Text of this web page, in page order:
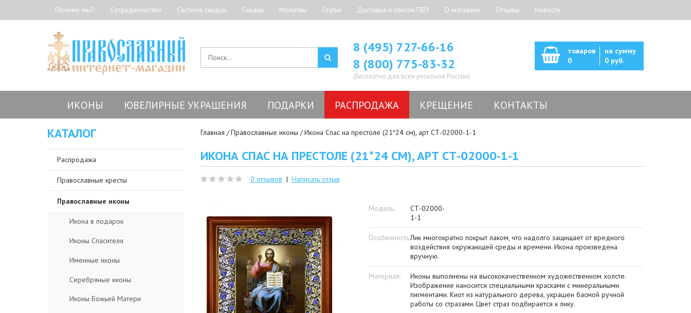
Почему мы? Сотрудничество Система скидок Скидки Молитвы Статьи Доставка и список ПВЗ О магазине Отзывы Новости
8 (495) 727-66-16
8 (800) 775-83-32
(Бесплатно для всех регионов России)
товаров
0
на сумму
0 руб.
ИКОНЫ ЮВЕЛИРНЫЕ УКРАШЕНИЯ ПОДАРКИ РАСПРОДАЖА КРЕЩЕНИЕ КОНТАКТЫ
КАТАЛОГ
Распродажа
Православные кресты
Православные иконы
Икона в подарок
Иконы Спасителя
Именные иконы
Серебряные иконы
Иконы Божьей Матери
Главная Православные иконы Икона Спас на престоле (21*24 см), арт СТ-02000-1-1
ИКОНА СПАС НА ПРЕСТОЛЕ (21*24 СМ), АРТ СТ-02000-1-1
0 отзывов | Написать отзыв
Модель:
СТ-02000-
1-1
Особенность:Лик многократно покрыт лаком, что надолго защищает от вредного
воздействия окружающей среды и времени. Икона произведена
вручную.
Материал:
Иконы выполнены на высококачественном художественном холсте.
Изображение наносится специальными красками с минеральными
пигментами. Киот из натурального дерева, украшен басмой ручной
работы со стразами. Цвет страз подбирается к лику.